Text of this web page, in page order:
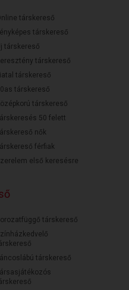
társkereső
társkereső
társkereső
társkereső
társkereső
társkereső
társkereső
50 felett
nők
férfiak
első keresésre
társkereső
társkereső